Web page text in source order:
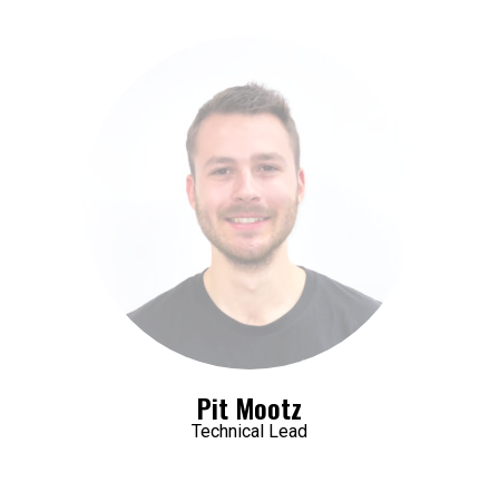
Pit Mootz
Technical Lead